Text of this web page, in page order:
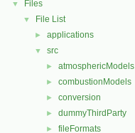
▼ Files
▼ File List
► applications
▼ src
► atmosphericModels
► combustionModels
► conversion
► dummyThirdParty
► fileFormats